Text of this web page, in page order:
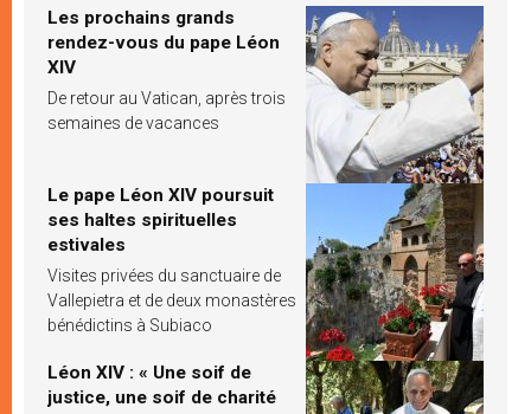
Les prochains grands
rendez-vous du pape Léon
XIV
De retour au Vatican, après trois
semaines de vacances
Le pape Léon XIV poursuit
ses haltes spirituelles
estivales
Visites privées du sanctuaire de
Vallepietra et de deux monastères
bénédictins à Subiaco
Léon XIV : « Une soif de
justice, une soif de charité